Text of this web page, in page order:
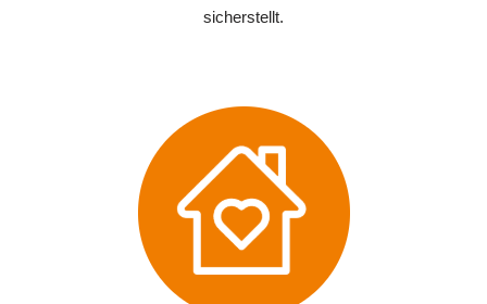
sicherstellt.